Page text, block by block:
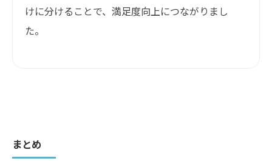
けに分けることで、満足度向上につながりまし
た。
まとめ